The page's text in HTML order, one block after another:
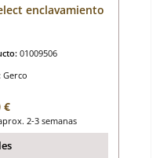
enclavamiento
01009506
Gerco
normal:
€
2-3 semanas